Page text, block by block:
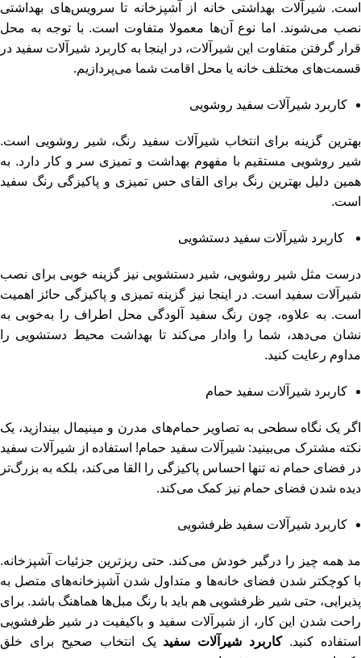
است. شیرآلات بهداشتی خانه از آشپزخانه تا سرویس‌های بهداشتی
نصب می‌شوند. اما نوع آن‌ها معمولا متفاوت است. با توجه به محل
قرار گرفتن متفاوت این شیرآلات، در اینجا به کاربرد شیرآلات سفید در
قسمت‌های مختلف خانه یا محل اقامت شما می‌پردازیم.
کاربرد شیرآلات سفید روشویی
بهترین گزینه برای انتخاب شیرآلات سفید رنگ، شیر روشویی است.
شیر روشویی مستقیم با مفهوم بهداشت و تمیزی سر و کار دارد. به
همین دلیل بهترین رنگ برای القای حس تمیزی و پاکیزگی رنگ سفید
است.
کاربرد شیرآلات سفید دستشویی
درست مثل شیر روشویی، شیر دستشویی نیز گزینه خوبی برای نصب
شیرآلات سفید است. در اینجا نیز گزینه تمیزی و پاکیزگی حائز اهمیت
است. به علاوه، چون رنگ سفید آلودگی محل اطراف را به‌خوبی به
نشان می‌دهد، شما را وادار می‌کند تا بهداشت محیط دستشویی را
مداوم رعایت کنید.
کاربرد شیرآلات سفید حمام
اگر یک نگاه سطحی به تصاویر حمام‌های مدرن و مینیمال بیندازید، یک
نکته مشترک می‌بینید: شیرآلات سفید حمام! استفاده از شیرآلات سفید
در فضای حمام نه تنها احساس پاکیزگی را القا می‌کند، بلکه به بزرگ‌تر
دیده شدن فضای حمام نیز کمک می‌کند.
کاربرد شیرآلات سفید ظرفشویی
مد همه چیز را درگیر خودش می‌کند. حتی ریزترین جزئیات آشپزخانه.
با کوچکتر شدن فضای خانه‌ها و متداول شدن آشپزخانه‌های متصل به
پذیرایی، حتی شیر ظرفشویی هم باید با رنگ مبل‌ها هماهنگ باشد. برای
راحت شدن این کار، از شیرآلات سفید و باکیفیت در شیر ظرفشویی
استفاده کنید.کاربرد شیرآلات سفید یک انتخاب صحیح برای خلق